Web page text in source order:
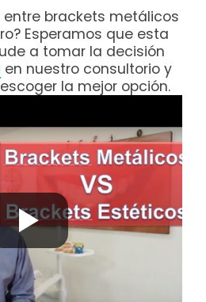
entre brackets metálicos
Esperamos que esta
a tomar la decisión
en nuestro consultorio y
la mejor opción.